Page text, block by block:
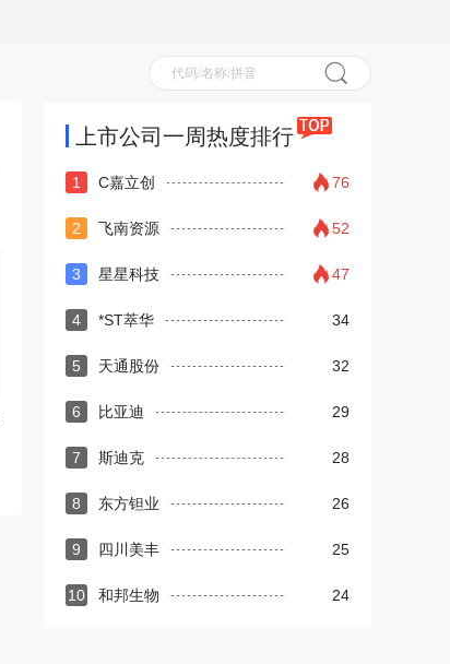
上市公司一周热度排行
1 C嘉立创 76
2 飞南资源 52
3 星星科技 47
4 *ST萃华 34
5 天通股份 32
6 比亚迪 29
7 斯迪克 28
8 东方钽业 26
9 四川美丰 25
10 和邦生物 24